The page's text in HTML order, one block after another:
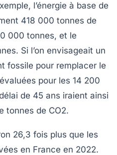
l’énergie à base de
418 000 tonnes de
000 tonnes, et le
Si l’on envisageait un
fossile pour remplacer le
pour les 14 200
de 45 ans iraient ainsi
tonnes de CO2.
26,3 fois plus que les
en France en 2022.